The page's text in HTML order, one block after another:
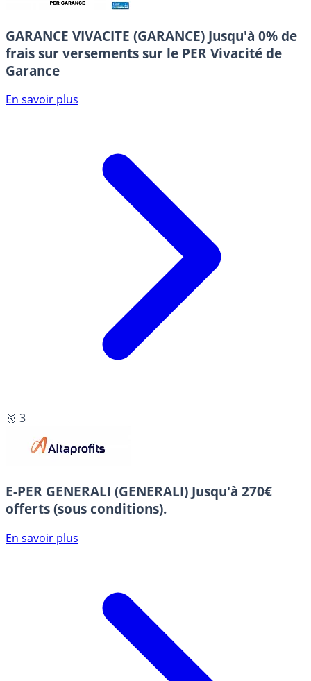
GARANCE VIVACITE (GARANCE) Jusqu'à 0% de
frais sur versements sur le PER Vivacité de
Garance
En savoir plus
🥉 3
E-PER GENERALI (GENERALI) Jusqu'à 270€
offerts (sous conditions).
En savoir plus